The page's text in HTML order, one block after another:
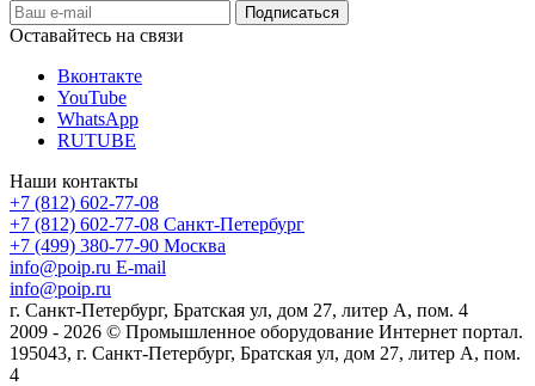
Оставайтесь на связи
Вконтакте
YouTube
WhatsApp
RUTUBE
Наши контакты
+7 (812) 602-77-08
+7 (812) 602-77-08 Санкт-Петербург
+7 (499) 380-77-90 Москва
info@poip.ru E-mail
info@poip.ru
г. Санкт-Петербург, Братская ул, дом 27, литер А, пом. 4
2009 - 2026 © Промышленное оборудование Интернет портал.
195043, г. Санкт-Петербург, Братская ул, дом 27, литер А, пом.
4